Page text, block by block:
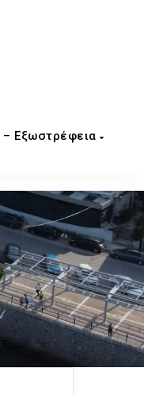
– Εξωστρέφεια